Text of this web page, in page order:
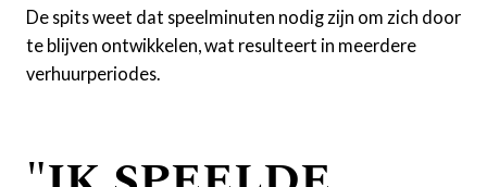
De spits weet dat speelminuten nodig zijn om zich door
te blijven ontwikkelen, wat resulteert in meerdere
verhuurperiodes.